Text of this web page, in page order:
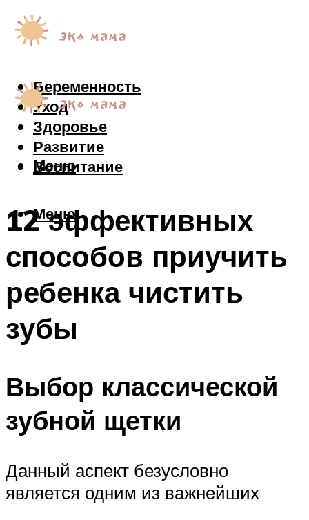
Беременность
Уход
Здоровье
Развитие
Воспитание
Меню
Меню
12 эффективных
способов приучить
ребенка чистить
зубы
Выбор классической
зубной щетки
Данный аспект безусловно
является одним из важнейших